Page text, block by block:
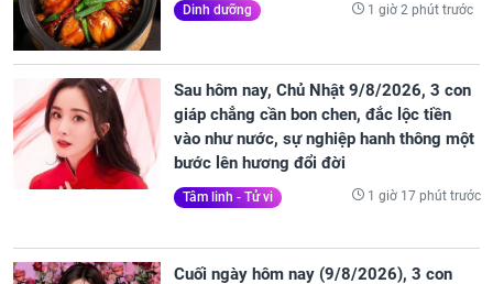
Dinh dưỡng 1 giờ 2 phút trước
Sau hôm nay, Chủ Nhật 9/8/2026, 3 con
giáp chẳng cần bon chen, đắc lộc tiền
vào như nước, sự nghiệp hanh thông một
bước lên hương đổi đời
Tâm linh - Tử vi 1 giờ 17 phút trước
Cuối ngày hôm nay (9/8/2026), 3 con